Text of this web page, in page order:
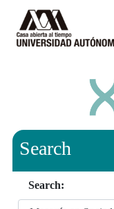
Search
Search: